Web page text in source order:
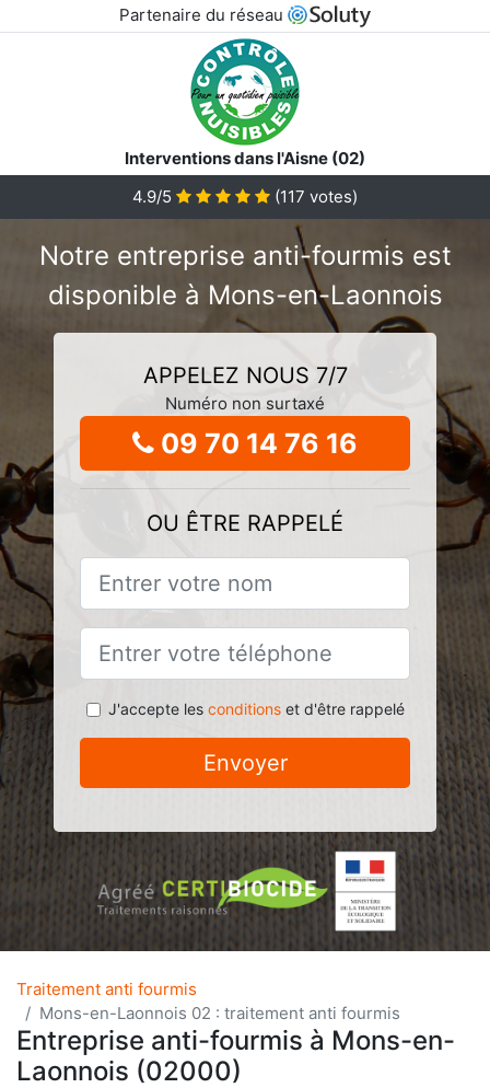
Partenaire du réseau
Interventions dans l'Aisne (02)
4.9/5
(117 votes)
Notre entreprise anti-fourmis est
disponible à Mons-en-Laonnois
APPELEZ NOUS 7/7
Numéro non surtaxé
09 70 14 76 16
OU ÊTRE RAPPELÉ
J'accepte les conditionset d'être rappelé
Envoyer
Traitement anti fourmis
Mons-en-Laonnois 02 : traitement anti fourmis
Entreprise anti-fourmis à Mons-en-
Laonnois (02000)